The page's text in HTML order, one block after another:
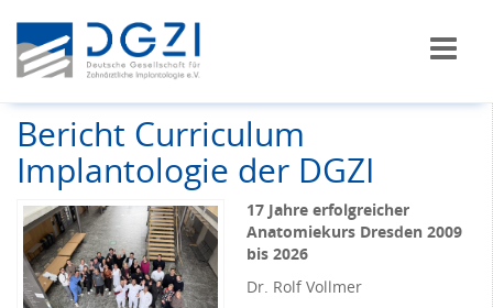
Bericht Curriculum
Implantologie der DGZI
17 Jahre erfolgreicher
Anatomiekurs Dresden 2009
bis 2026
Dr. Rolf Vollmer